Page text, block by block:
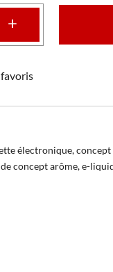
+
électronique,concept
concept arôme,e-